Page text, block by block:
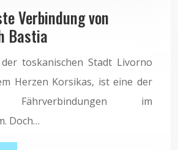
Verbindung von
Bastia
toskanischen Stadt Livorno
Herzen Korsikas, ist eine der
Fährverbindungen im
Doch…